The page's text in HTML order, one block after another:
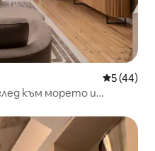
Средна
5 (44)
към морето и